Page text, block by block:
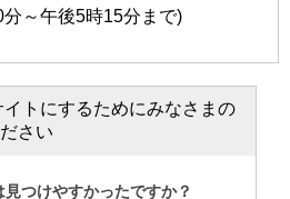
～午後5時15分まで)
トにするためにみなさまの
さい
つけやすかったですか？